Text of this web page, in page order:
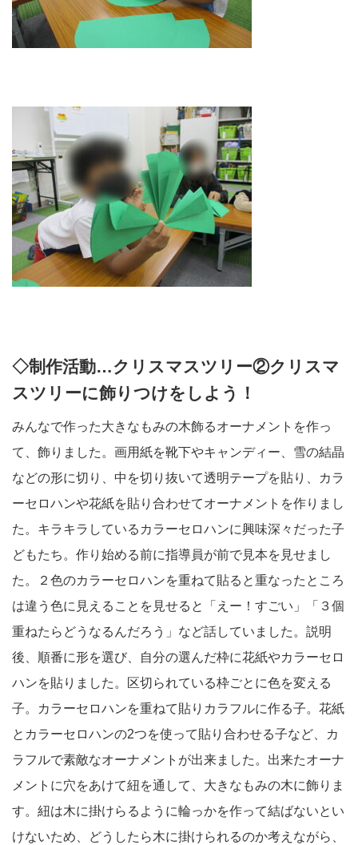
◇制作活動…クリスマスツリー②クリスマ
スツリーに飾りつけをしよう！
みんなで作った大きなもみの木飾るオーナメントを作っ
て、飾りました。画用紙を靴下やキャンディー、雪の結晶
などの形に切り、中を切り抜いて透明テープを貼り、カラ
ーセロハンや花紙を貼り合わせてオーナメントを作りまし
た。キラキラしているカラーセロハンに興味深々だった子
どもたち。作り始める前に指導員が前で見本を見せまし
た。２色のカラーセロハンを重ねて貼ると重なったところ
は違う色に見えることを見せると「えー！すごい」「３個
重ねたらどうなるんだろう」など話していました。説明
後、順番に形を選び、自分の選んだ枠に花紙やカラーセロ
ハンを貼りました。区切られている枠ごとに色を変える
子。カラーセロハンを重ねて貼りカラフルに作る子。花紙
とカラーセロハンの2つを使って貼り合わせる子など、カ
ラフルで素敵なオーナメントが出来ました。出来たオーナ
メントに穴をあけて紐を通して、大きなもみの木に飾りま
す。紐は木に掛けらるように輪っかを作って結ばないとい
けないため、どうしたら木に掛けられるのか考えながら、